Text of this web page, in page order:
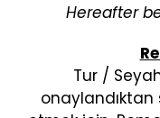
Hereafter
Tur /
onaylandıktan